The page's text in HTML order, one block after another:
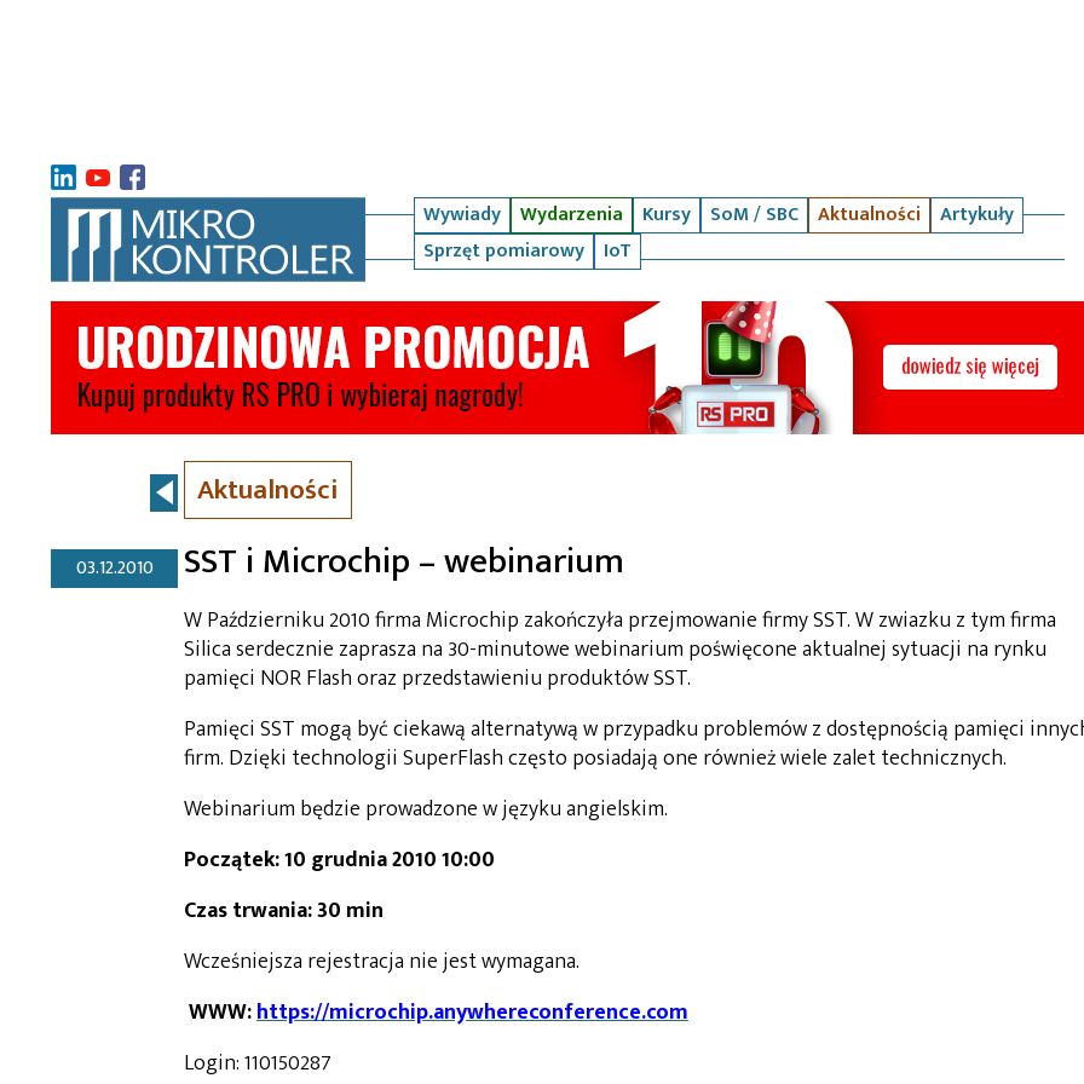
Wywiady Wydarzenia Kursy SoM / SBC Aktualności
Artykuły
Sprzęt pomiarowy
IoT
Aktualności
03.12.2010 SST i Microchip – webinarium
W Październiku 2010 firma Microchip zakończyła przejmowanie firmy SST. W zwiazku z tym firma
Silica serdecznie zaprasza na 30-minutowe webinarium poświęcone aktualnej sytuacji na rynku
pamięci NOR Flash oraz przedstawieniu produktów SST.
Pamięci SST mogą być ciekawą alternatywą w przypadku problemów z dostępnością pamięci
firm. Dzięki technologii SuperFlash często posiadają one również wiele zalet technicznych.
Webinarium będzie prowadzone w języku angielskim.
Początek: 10 grudnia 2010 10:00
Czas trwania: 30 min
Wcześniejsza rejestracja nie jest wymagana.
WWW:https://microchip.anywhereconference.com
Login: 110150287